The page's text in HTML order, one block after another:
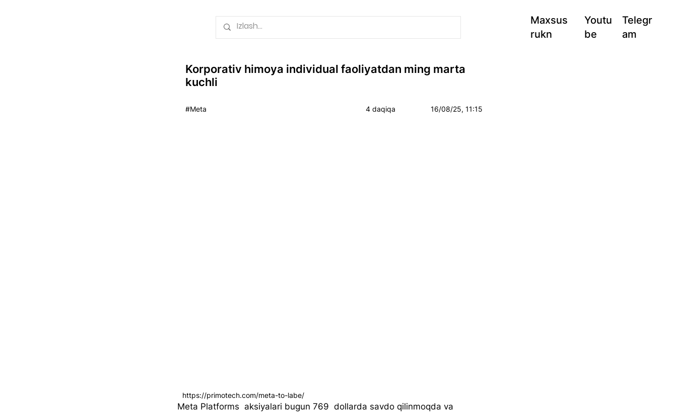
Maxsus
rukn
Telegr
am
Youtu
be
Korporativ himoya individual faoliyatdan ming marta
kuchli
#Meta 4 daqiqa 16/08/25, 11:15
Meta Platforms  aksiyalari bugun 769  dollarda savdo qilinmoqda va
https://primotech.com/meta-to-labe/